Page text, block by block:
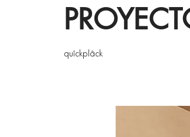
quîckplâck